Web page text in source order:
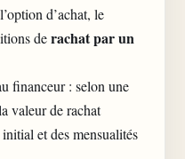
d’achat, le
derachat par un
financeur : selon une
valeur de rachat
et des mensualités